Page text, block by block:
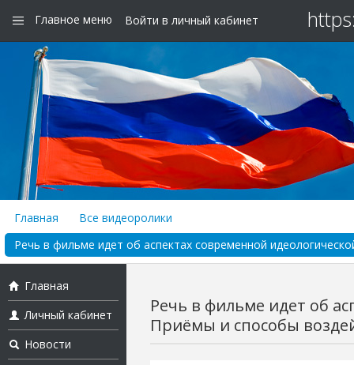
Главное меню Войти в личный кабинет
Главная
Все видеоролики
Речь в фильме идет об аспектах современной
Главная
Личный кабинет
Новости
Речь в фильме идет об
Приёмы и способы